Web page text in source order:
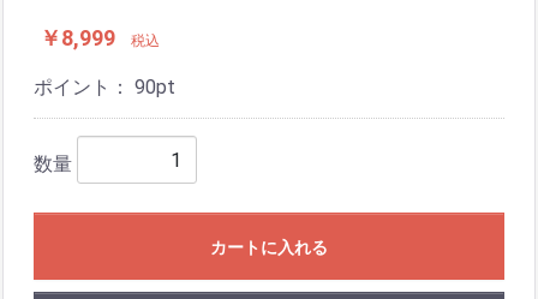
￥8,999 税込
ポイント： 90pt
数量
カートに入れる